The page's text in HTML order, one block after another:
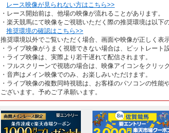
レース映像が見られない方はこちら>>
・レース開始前は、他場の映像が流れることがあります。
・楽天競馬にて映像をご視聴いただく際の推奨環境は以下
推奨環境の確認はこちら>>
推奨環境以外でご覧いただく場合、画面や映像が正しく表
・ライブ映像がうまく視聴できない場合は、ビットレート
・ライブ映像は、実際より若干遅れて配信されます。
・フルスクリーンで視聴の場合は、映像アイコンをクリッ
・音声はメイン映像でのみ、お楽しみいただけます。
・ライブ映像の複数同時視聴は、お客様のパソコンの性
ございます。予めご了承願います。